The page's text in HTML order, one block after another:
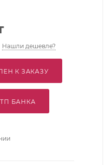
Нашли дешевле?
К ЗАКАЗУ
БАНКА